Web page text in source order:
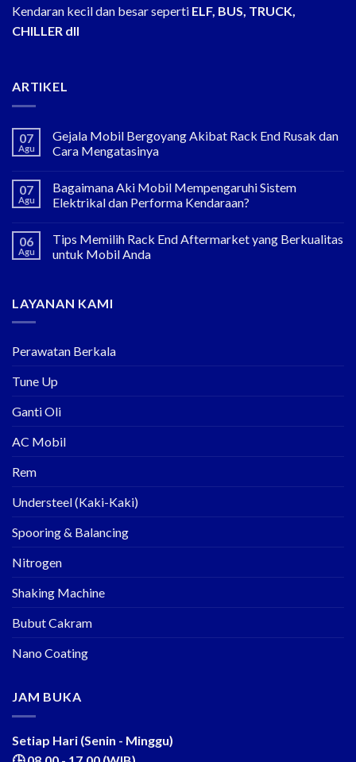
Kendaran kecil dan besar seperti ELF, BUS, TRUCK,
CHILLER dll
ARTIKEL
07
Agu
Gejala Mobil Bergoyang Akibat Rack End Rusak dan
Cara Mengatasinya
07
Agu
Bagaimana Aki Mobil Mempengaruhi Sistem
Elektrikal dan Performa Kendaraan?
06
Agu
Tips Memilih Rack End Aftermarket yang Berkualitas
untuk Mobil Anda
LAYANAN KAMI
Perawatan Berkala
Tune Up
Ganti Oli
AC Mobil
Rem
Understeel (Kaki-Kaki)
Spooring & Balancing
Nitrogen
Shaking Machine
Bubut Cakram
Nano Coating
JAM BUKA
Setiap Hari (Senin - Minggu)